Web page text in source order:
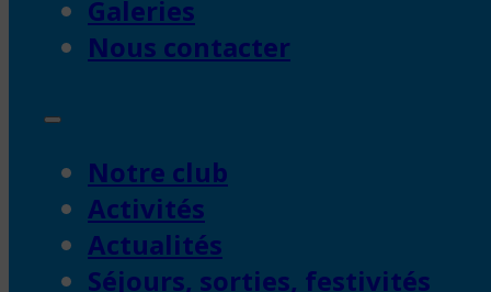
Galeries
Nous contacter
Notre club
Activités
Actualités
Séjours, sorties, festivités